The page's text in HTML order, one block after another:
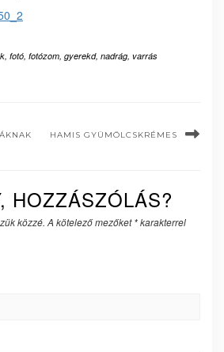
, fotó, fotózom, gyerekd, nadrág, varrás
HAMIS GYÜMÖLCSKRÉMES
HOZZÁSZÓLÁS?
közzé. A kötelező mezőket*karakterrel